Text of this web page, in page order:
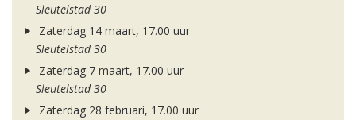
Sleutelstad 30
Zaterdag 14 maart, 17.00 uur
Sleutelstad 30
Zaterdag 7 maart, 17.00 uur
Sleutelstad 30
Zaterdag 28 februari, 17.00 uur